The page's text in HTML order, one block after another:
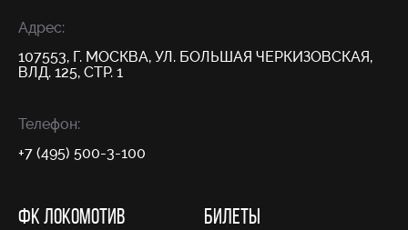
Адрес:
107553, Г. МОСКВА, УЛ. БОЛЬШАЯ ЧЕРКИЗОВСКАЯ,
ВЛД. 125, СТР. 1
Телефон:
+7 (495) 500-3-100
ФК ЛОКОМОТИВ БИЛЕТЫ